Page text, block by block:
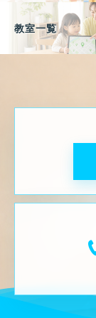
教室一覧